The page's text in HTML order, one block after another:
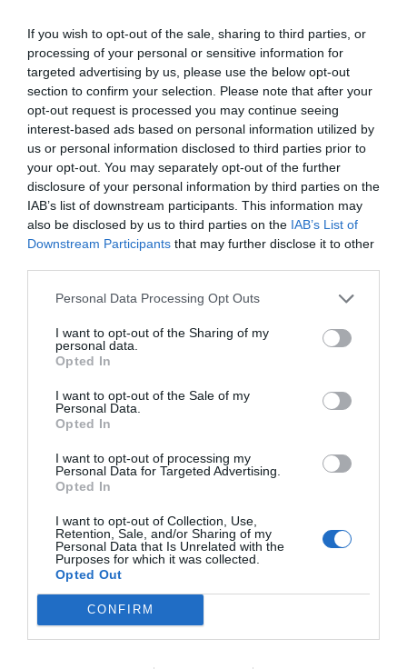
If you wish to opt-out of the sale, sharing to third parties, or
processing of your personal or sensitive information for
targeted advertising by us, please use the below opt-out
section to confirm your selection. Please note that after your
opt-out request is processed you may continue seeing
interest-based ads based on personal information utilized by
us or personal information disclosed to third parties prior to
your opt-out. You may separately opt-out of the further
disclosure of your personal information by third parties on the
IAB’s list of downstream participants. This information may
also be disclosed by us to third parties on the IAB’s List of
Downstream Participants that may further disclose it to other
Personal Data Processing Opt Outs
I want to opt-out of the Sharing of my
personal data.
Opted In
I want to opt-out of the Sale of my
Personal Data.
Opted In
I want to opt-out of processing my
Personal Data for Targeted Advertising.
Opted In
I want to opt-out of Collection, Use,
Retention, Sale, and/or Sharing of my
Personal Data that Is Unrelated with the
Purposes for which it was collected.
Opted Out
CONFIRM
2P
través de intelligence@2playbook.com.
Añadir2Playbookcomo fuente preferida de Google
de forma gratuita
Mantente informado con las últimas noticias de actualidad.
ACTIVAR AHORA
Compartir
Imprimir
Publicidad
2Playbook Club